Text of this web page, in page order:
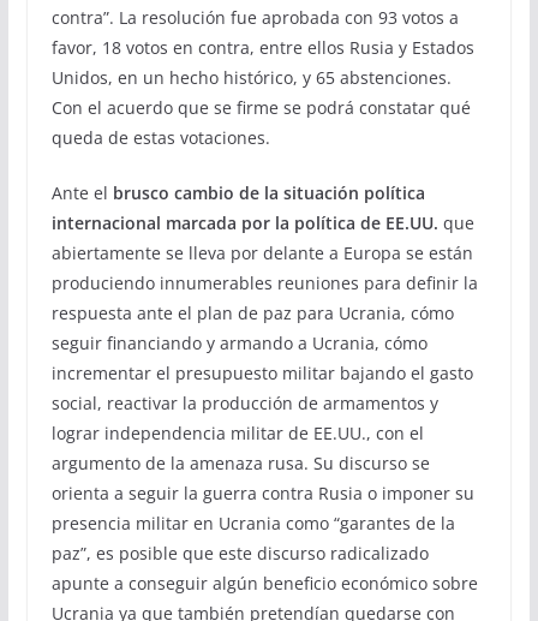
contra”. La resolución fue aprobada con 93 votos a
favor, 18 votos en contra, entre ellos Rusia y Estados
Unidos, en un hecho histórico, y 65 abstenciones.
Con el acuerdo que se firme se podrá constatar qué
queda de estas votaciones.
Ante el brusco cambio de la situación política
internacional marcada por la política de EE.UU. que
abiertamente se lleva por delante a Europa se están
produciendo innumerables reuniones para definir la
respuesta ante el plan de paz para Ucrania, cómo
seguir financiando y armando a Ucrania, cómo
incrementar el presupuesto militar bajando el gasto
social, reactivar la producción de armamentos y
lograr independencia militar de EE.UU., con el
argumento de la amenaza rusa. Su discurso se
orienta a seguir la guerra contra Rusia o imponer su
presencia militar en Ucrania como “garantes de la
paz”, es posible que este discurso radicalizado
apunte a conseguir algún beneficio económico sobre
Ucrania ya que también pretendían quedarse con